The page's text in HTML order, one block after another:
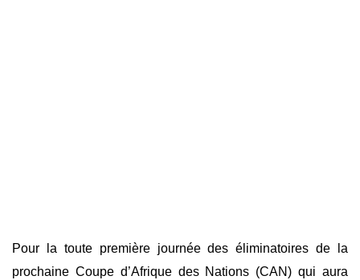
Pour la toute première journée des éliminatoires de la
prochaine Coupe d’Afrique des Nations (CAN) qui aura